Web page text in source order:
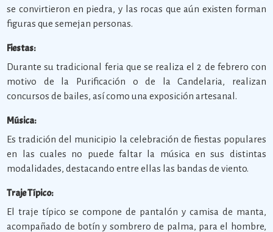
se convirtieron en piedra, y las rocas que aún existen forman
figuras que semejan personas.
Fiestas:
Durante su tradicional feria que se realiza el 2 de febrero con
motivo de la Purificación o de la Candelaria, realizan
concursos de bailes, así como una exposición artesanal.
Música:
Es tradición del municipio la celebración de fiestas populares
en las cuales no puede faltar la música en sus distintas
modalidades, destacando entre ellas las bandas de viento.
Traje Típico:
El traje típico se compone de pantalón y camisa de manta,
acompañado de botín y sombrero de palma, para el hombre,